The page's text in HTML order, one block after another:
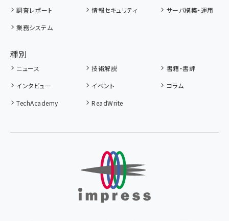
調査レポート
情報セキュリティ
サーバ構築・運用
業務システム
種別
ニュース 技術解説
書籍・書評
インタビュー
イベント
コラム
TechAcademy
ReadWrite